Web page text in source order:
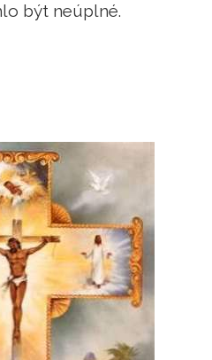
být neúplné.